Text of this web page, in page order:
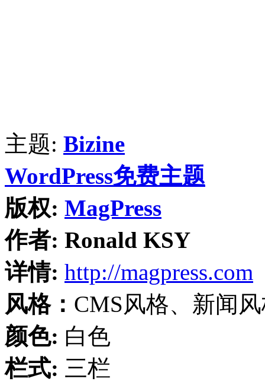
主题: Bizine
WordPress免费主题
版权: MagPress
作者: Ronald KSY
详情: http://magpress.com
风格： CMS风格、新闻
颜色: 白色
栏式: 三栏